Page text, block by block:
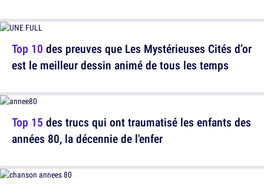
Top 15 des trucs qui ont traumatisé les enfants des
années 80, la décennie de l'enfer
Top 10 des preuves que Les Mystérieuses Cités d’or
est le meilleur dessin animé de tous les temps